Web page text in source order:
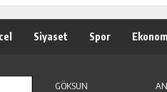
Siyaset Spor
GÖKSUN